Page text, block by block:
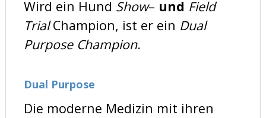
Wird ein Hund Show– und Field
TrialChampion, ist er ein Dual
Purpose Champion.
Dual Purpose
Die moderne Medizin mit ihren